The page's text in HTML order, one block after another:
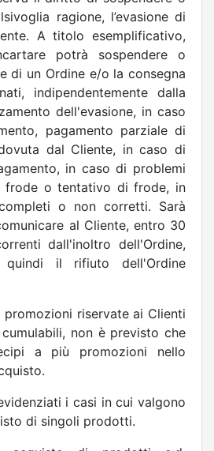
ragione, l’evasione di
A titolo esemplificativo,
potrà sospendere o
di un Ordine e/o la consegna
indipendentemente dalla
dell'evasione, in caso
pagamento parziale di
dal Cliente, in caso di
in caso di problemi
frode o tentativo di frode, in
o non corretti. Sarà
al Cliente, entro 30
dall'inoltro dell'Ordine,
quindi il rifiuto dell'Ordine
riservate ai Clienti
non è previsto che
a più promozioni nello
i casi in cui valgono
di singoli prodotti.